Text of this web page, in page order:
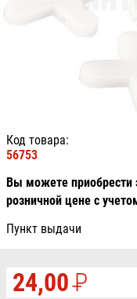
Код товара:
56753
Вы можете приобрести
розничной цене с
Пункт выдачи
24,00P